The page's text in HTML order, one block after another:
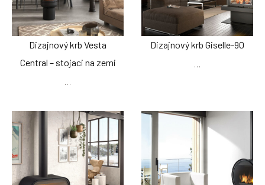
Dizajnový krb Vesta
Central – stojaci na zemi
…
Dizajnový krb Giselle-90
…